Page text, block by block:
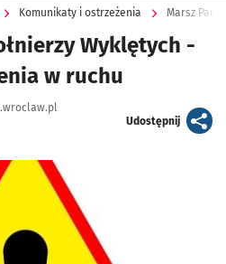
Komunikaty i ostrzeżenia Marsz
Wyklętych -
w ruchu
Udostępnijartykuł